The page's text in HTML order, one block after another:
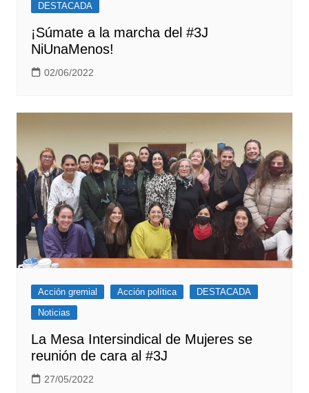
DESTACADA
¡Súmate a la marcha del #3J
NiUnaMenos!
02/06/2022
Acción gremial Acción política
DESTACADA
Noticias
La Mesa Intersindical de Mujeres se
reunión de cara al #3J
27/05/2022